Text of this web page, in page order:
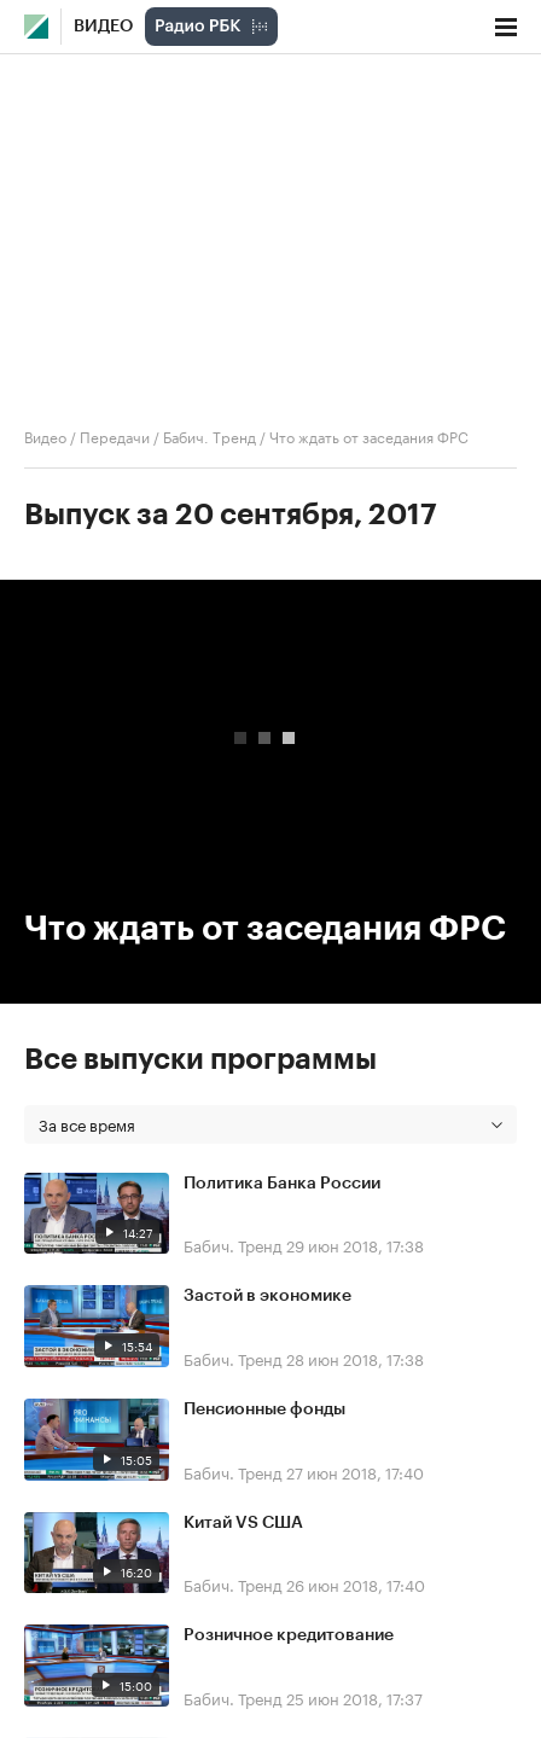
ВИДЕО
Видео / Передачи / Бабич. Тренд /Что ждать от заседания ФРС
Выпуск за 20 сентября, 2017
Что ждать от заседания ФРС
Все выпуски программы
За все время
14:27
Политика Банка России
Бабич. Тренд 29 июн 2018, 17:38
15:54
Застой в экономике
Бабич. Тренд 28 июн 2018, 17:38
15:05
Пенсионные фонды
Бабич. Тренд 27 июн 2018, 17:40
16:20
Китай VS США
Бабич. Тренд 26 июн 2018, 17:40
15:00
Розничное кредитование
Бабич. Тренд 25 июн 2018, 17:37